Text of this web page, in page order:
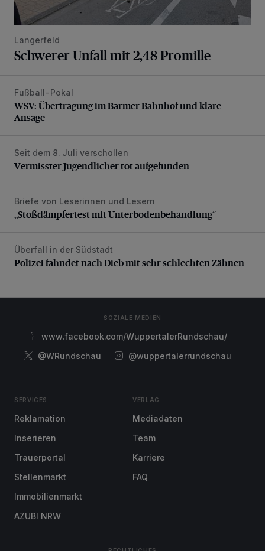
Langerfeld
Schwerer Unfall mit 2,48 Promille
WSV: Übertragung im Barmer Bahnhof und klare Ansage
Fußball-Pokal
WSV: Übertragung im Barmer Bahnhof und klare
Ansage
Vermisster Jugendlicher tot aufgefunden
Seit dem 8. Juli verschollen
Vermisster Jugendlicher tot aufgefunden
„Stoßdämpfertest mit Unterbodenbehandlung“
Briefe von Leserinnen und Lesern
„Stoßdämpfertest mit Unterbodenbehandlung“
Polizei fahndet nach Dieb mit sehr schlechten Zähnen
Überfall in der Südstadt
Polizei fahndet nach Dieb mit sehr schlechten Zähnen
SOZIALE MEDIEN
www.facebook.com/WuppertalerRundschau/
@WRundschau
@wuppertalerrundschau
SERVICES
Reklamation
Inserieren
Trauerportal
Stellenmarkt
Immobilienmarkt
AZUBI NRW
VERLAG
Mediadaten
Team
Karriere
FAQ